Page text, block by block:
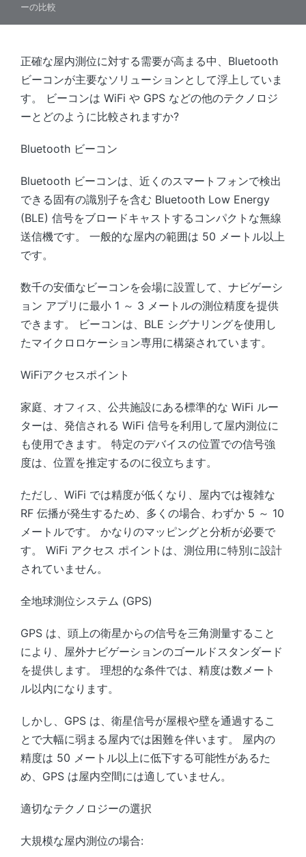
ーの比較
正確な屋内測位に対する需要が高まる中、Bluetooth
ビーコンが主要なソリューションとして浮上していま
す。 ビーコンは WiFi や GPS などの他のテクノロジ
ーとどのように比較されますか?
Bluetooth ビーコン
Bluetooth ビーコンは、近くのスマートフォンで検出
できる固有の識別子を含む Bluetooth Low Energy
(BLE) 信号をブロードキャストするコンパクトな無線
送信機です。 一般的な屋内の範囲は 50 メートル以上
です。
数千の安価なビーコンを会場に設置して、ナビゲーシ
ョン アプリに最小 1 ～ 3 メートルの測位精度を提供
できます。 ビーコンは、BLE シグナリングを使用し
たマイクロロケーション専用に構築されています。
WiFiアクセスポイント
家庭、オフィス、公共施設にある標準的な WiFi ルー
ターは、発信される WiFi 信号を利用して屋内測位に
も使用できます。 特定のデバイスの位置での信号強
度は、位置を推定するのに役立ちます。
ただし、WiFi では精度が低くなり、屋内では複雑な
RF 伝播が発生するため、多くの場合、わずか 5 ～ 10
メートルです。 かなりのマッピングと分析が必要で
す。 WiFi アクセス ポイントは、測位用に特別に設計
されていません。
全地球測位システム (GPS)
GPS は、頭上の衛星からの信号を三角測量すること
により、屋外ナビゲーションのゴールドスタンダード
を提供します。 理想的な条件では、精度は数メート
ル以内になります。
しかし、GPS は、衛星信号が屋根や壁を通過するこ
とで大幅に弱まる屋内では困難を伴います。 屋内の
精度は 50 メートル以上に低下する可能性があるた
め、GPS は屋内空間には適していません。
適切なテクノロジーの選択
大規模な屋内測位の場合: